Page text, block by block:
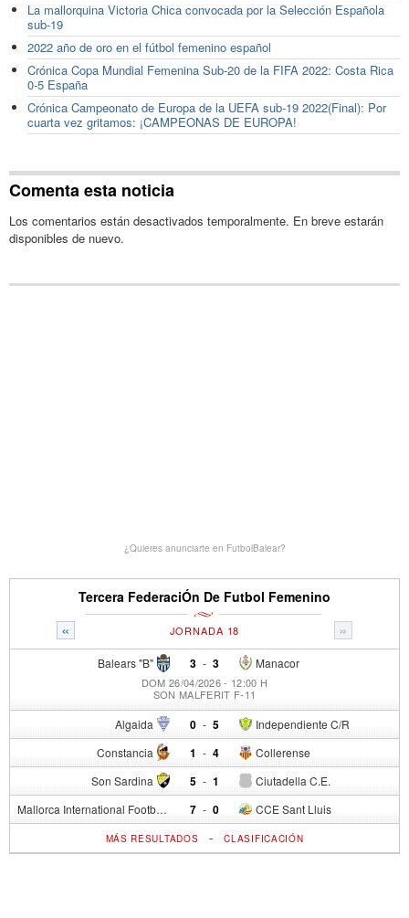
La mallorquina Victoria Chica convocada por la Selección Española
sub-19
2022 año de oro en el fútbol femenino español
Crónica Copa Mundial Femenina Sub-20 de la FIFA 2022: Costa Rica
0-5 España
Crónica Campeonato de Europa de la UEFA sub-19 2022(Final): Por
cuarta vez gritamos: ¡CAMPEONAS DE EUROPA!
Comenta esta noticia
Los comentarios están desactivados temporalmente. En breve estarán
disponibles de nuevo.
¿Quieres anunciarte en FutbolBalear?
Tercera FederaciÓn De Futbol Femenino
« »
JORNADA 18
Balears "B" 3 - Manacor
3
DOM 26/04/2026 - 12:00 H
SON MALFERIT F-11
Algaida 0 - Independiente C/R
5
Constancia 1 - Collerense
4
Son Sardina 5 - Ciutadella C.E.
1
Mallorca International Football Club del S.p. 7 - CCE Sant Lluis
0
MÁS RESULTADOS -CLASIFICACIÓN